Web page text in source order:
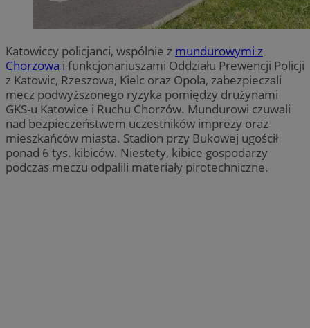
Katowiccy policjanci, wspólnie z mundurowymi z
Chorzowa i funkcjonariuszami Oddziału Prewencji Policji
z Katowic, Rzeszowa, Kielc oraz Opola, zabezpieczali
mecz podwyższonego ryzyka pomiędzy drużynami
GKS-u Katowice i Ruchu Chorzów. Mundurowi czuwali
nad bezpieczeństwem uczestników imprezy oraz
mieszkańców miasta. Stadion przy Bukowej ugościł
ponad 6 tys. kibiców. Niestety, kibice gospodarzy
podczas meczu odpalili materiały pirotechniczne.